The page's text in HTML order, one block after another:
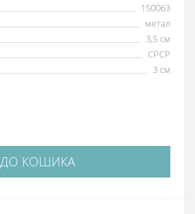
150063
метал
3,5 см
СРСР
3 см
ДО КОШИКА